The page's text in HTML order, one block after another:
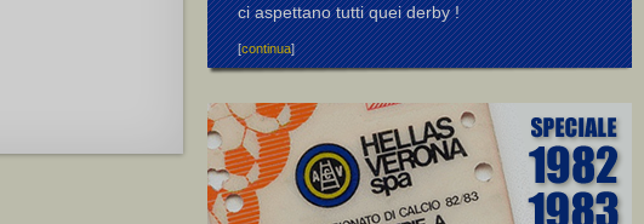
ci aspettano tutti quei derby !
[continua]